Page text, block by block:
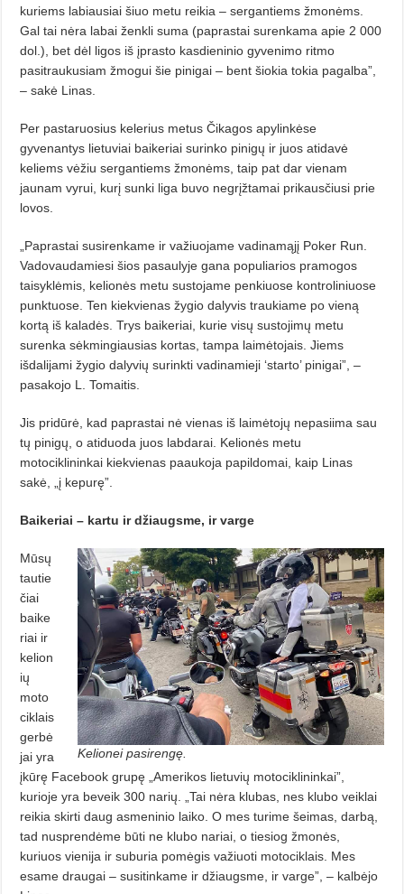
kuriems labiausiai šiuo metu reikia – sergantiems žmonėms.
Gal tai nėra labai ženkli suma (paprastai surenkama apie 2 000
dol.), bet dėl ligos iš įprasto kasdieninio gyvenimo ritmo
pasitraukusiam žmogui šie pinigai – bent šiokia tokia pagalba”,
– sakė Linas.
Per pastaruosius kelerius metus Čikagos apylinkėse
gyvenantys lietuviai baikeriai surinko pinigų ir juos atidavė
keliems vėžiu sergantiems žmonėms, taip pat dar vienam
jaunam vyrui, kurį sunki liga buvo negrįžtamai prikausčiusi prie
lovos.
„Paprastai susirenkame ir važiuojame vadinamąjį Poker Run.
Vadovaudamiesi šios pasaulyje gana populiarios pramogos
taisyklėmis, kelionės metu sustojame penkiuose kontroliniuose
punktuose. Ten kiekvienas žygio dalyvis traukiame po vieną
kortą iš kaladės. Trys baikeriai, kurie visų sustojimų metu
surenka sėkmingiausias kortas, tampa laimėtojais. Jiems
išdalijami žygio dalyvių surink­ti vadinamieji ‘starto’ pinigai”, –
pasa­kojo L. Tomaitis.
Jis pridūrė, kad paprastai nė vienas iš laimėtojų nepasiima sau
tų pinigų, o atiduoda juos labdarai. Kelionės metu
motociklininkai kiekvienas paaukoja papildomai, kaip Linas
sakė, „į kepurę”.
Baikeriai – kartu ir džiaugsme, ir varge
Kelionei pasirengę.
Mūsų
tautie
čiai
baike
riai ir
kelion
ių
moto
ciklais
gerbė
jai yra
įkūrę Facebook grupę „Amerikos lietuvių motociklininkai”,
kurioje yra beveik 300 narių. „Tai nėra klubas, nes klubo veiklai
reikia skirti daug asmeninio laiko. O mes turime šeimas, darbą,
tad nusprendėme būti ne klubo nariai, o tiesiog žmonės,
kuriuos vienija ir suburia pomėgis važiuoti motociklais. Mes
esame draugai – susitinkame ir džiaugsme, ir varge”, – kalbėjo